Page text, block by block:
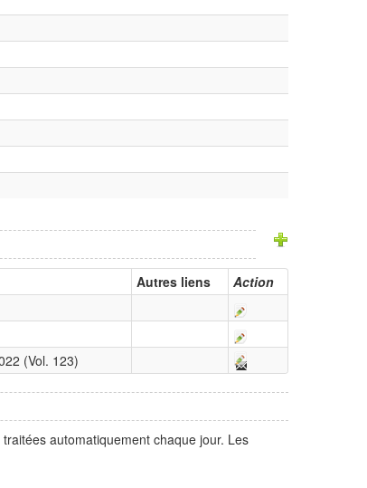
Autres liens
Action
(Vol. 123)
traitées automatiquement chaque jour. Les